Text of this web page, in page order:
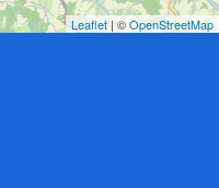
Leaflet | ©OpenStreetMap